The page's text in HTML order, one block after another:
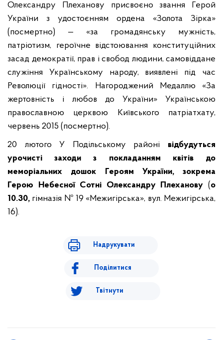
Олександру Плеханову присвоєно звання Герой
України з удостоєнням ордена «Золота Зірка»
(посмертно) — «за громадянську мужність,
патріотизм, героїчне відстоювання конституційних
засад демократії, прав і свобод людини, самовіддане
служіння Українському народу, виявлені під час
Революції гідності». Нагороджений Медаллю «За
жертовність і любов до України» Українською
православною церквою Київського патріатхату,
червень 2015 (посмертно).
20 лютого У Подільському районі відбудуться
урочисті заходи з покладанням квітів до
меморіальних дошок Героям України, зокрема
Герою Небесної Сотні Олександру Плеханову (о
10.30, гімназія № 19 «Межигірська», вул. Межигірська,
16).
Надрукувати
Поділитися
Твітнути